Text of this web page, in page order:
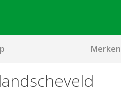
Merken